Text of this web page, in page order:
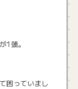
1頭。
困っていまし